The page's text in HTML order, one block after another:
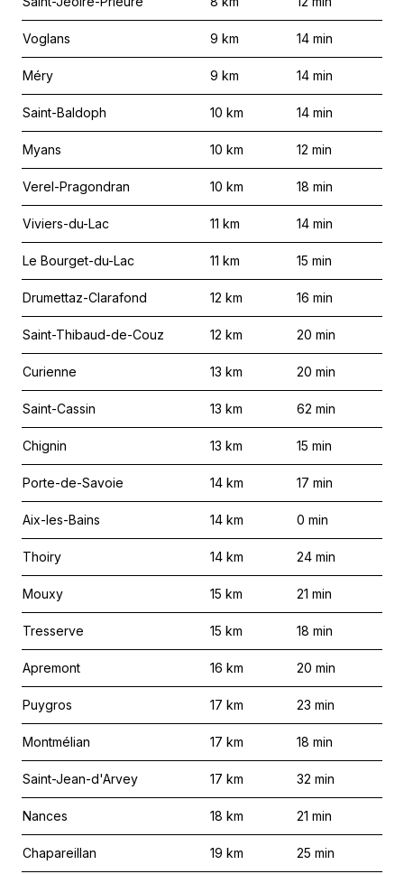
Voglans 9 km 14 min
Méry 9 km 14 min
Saint-Baldoph 10 km 14 min
Myans 10 km 12 min
Verel-Pragondran 10 km 18 min
Viviers-du-Lac 11 km 14 min
Le Bourget-du-Lac 11 km 15 min
Drumettaz-Clarafond 12 km 16 min
Saint-Thibaud-de-Couz 12 km 20 min
Curienne 13 km 20 min
Saint-Cassin 13 km 62 min
Chignin 13 km 15 min
Porte-de-Savoie 14 km 17 min
Aix-les-Bains 14 km 0 min
Thoiry 14 km 24 min
Mouxy 15 km 21 min
Tresserve 15 km 18 min
Apremont 16 km 20 min
Puygros 17 km 23 min
Montmélian 17 km 18 min
Saint-Jean-d'Arvey 17 km 32 min
Nances 18 km 21 min
Chapareillan 19 km 25 min